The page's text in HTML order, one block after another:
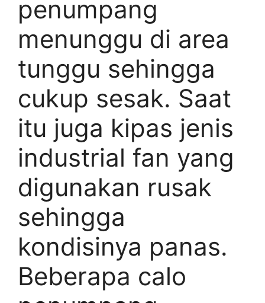
penumpang
menunggu di area
tunggu sehingga
cukup sesak. Saat
itu juga kipas jenis
industrial fan yang
digunakan rusak
sehingga
kondisinya panas.
Beberapa calo